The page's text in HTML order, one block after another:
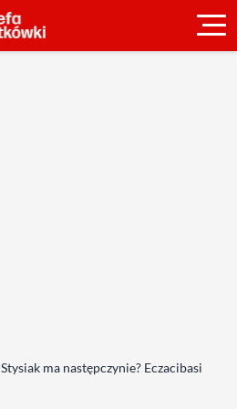
ma następczynie? Eczacibasi